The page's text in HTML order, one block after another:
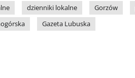
dzienniki lokalne Gorzów
Gazeta Lubuska